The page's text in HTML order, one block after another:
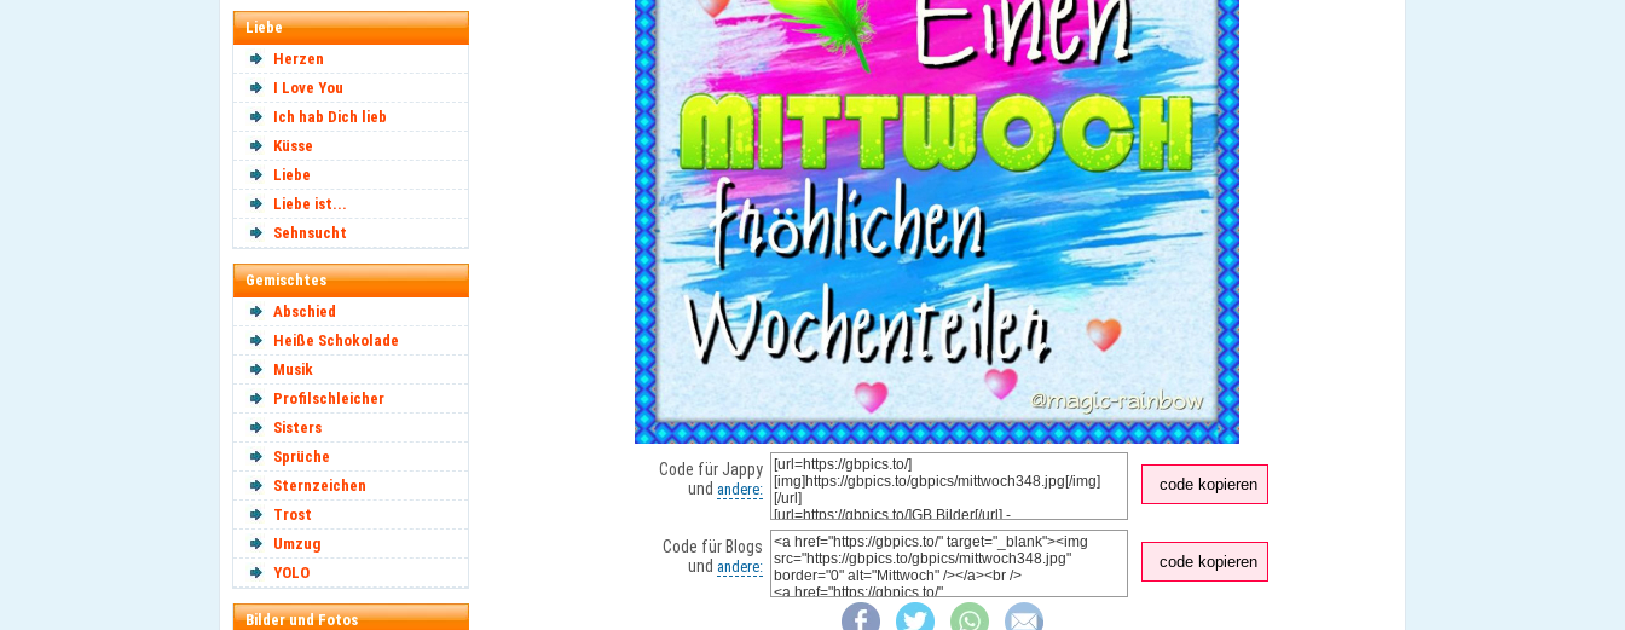
Liebe
Herzen
I Love You
Ich hab Dich lieb
Küsse
Liebe
Liebe ist...
Sehnsucht
Gemischtes
Abschied
Heiße Schokolade
Musik
Profilschleicher
Sisters
Sprüche
Sternzeichen
Trost
Umzug
YOLO
Bilder und Fotos
Code für Jappy
und andere: code kopieren
Code für Blogs
und andere: code kopieren